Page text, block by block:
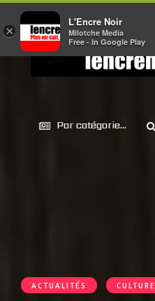
Par catégorie...
ACTUALITÉS CULTURE
×
L'Encre Noir
Milotche Media
Free - In Google Play